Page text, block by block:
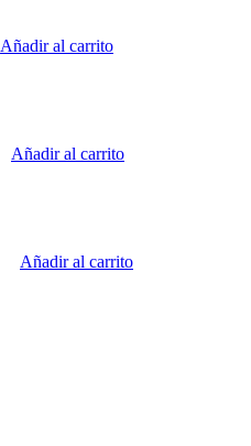
Añadir al carrito
Añadir al carrito
Añadir al carrito